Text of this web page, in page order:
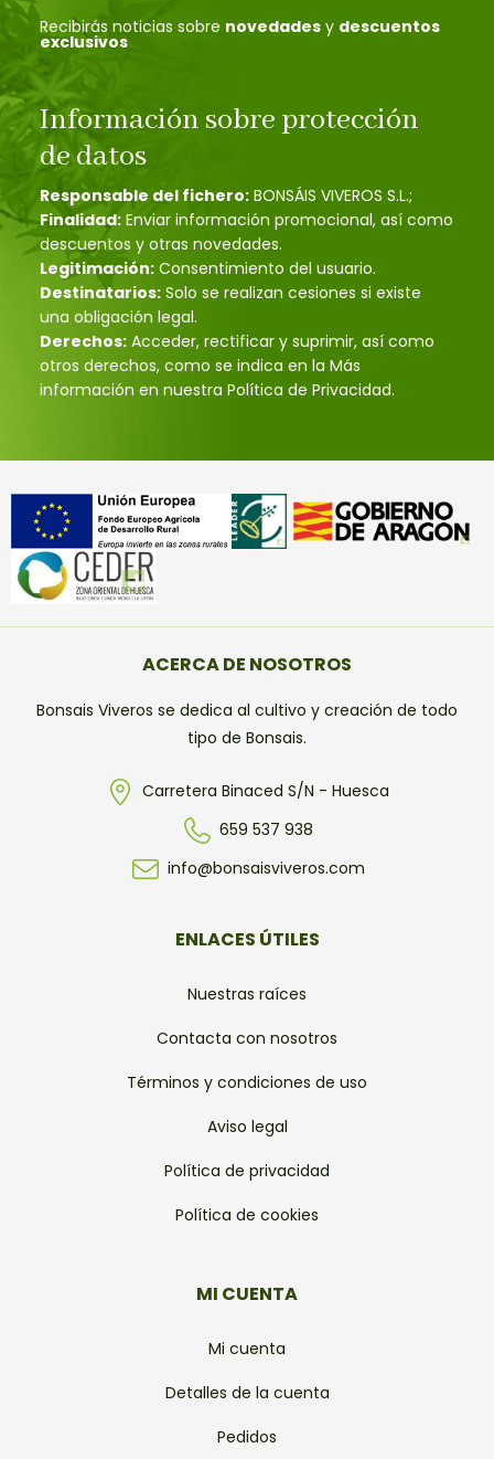
Recibirás noticias sobre novedades y descuentos
exclusivos
Información sobre protección
de datos
Responsable del fichero: BONSÁIS VIVEROS S.L.;
Finalidad: Enviar información promocional, así como
descuentos y otras novedades.
Legitimación: Consentimiento del usuario.
Destinatarios: Solo se realizan cesiones si existe
una obligación legal.
Derechos: Acceder, rectificar y suprimir, así como
otros derechos, como se indica en la Más
información en nuestra Política de Privacidad.
ACERCA DE NOSOTROS
Bonsais Viveros se dedica al cultivo y creación de todo
tipo de Bonsais.
Carretera Binaced S/N - Huesca
659 537 938
info@bonsaisviveros.com
ENLACES ÚTILES
Nuestras raíces
Contacta con nosotros
Términos y condiciones de uso
Aviso legal
Política de privacidad
Política de cookies
MI CUENTA
Mi cuenta
Detalles de la cuenta
Pedidos